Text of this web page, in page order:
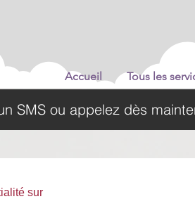
Accueil Tous les
SMS ou appelez dès
sur